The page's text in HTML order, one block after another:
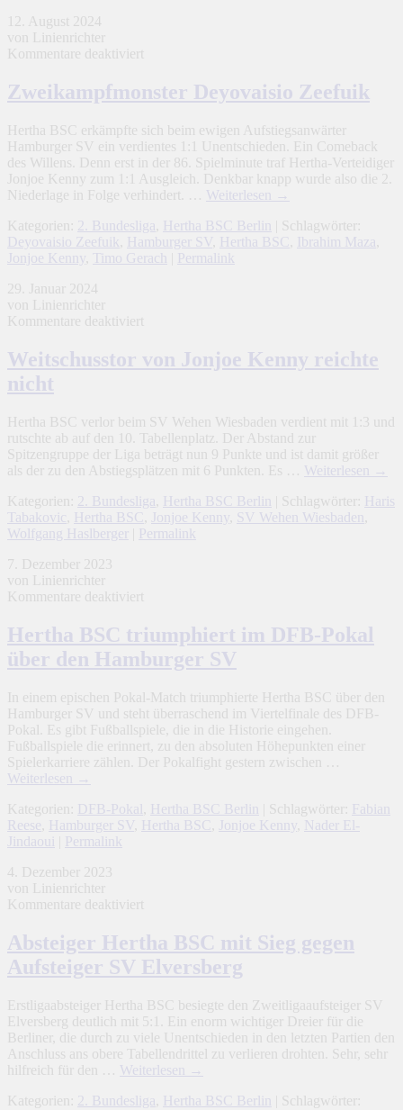
12. August 2024
von Linienrichter
Kommentare deaktiviert
Deyovaisio
Zeefuik
Zweikampfmonster Deyovaisio Zeefuik
Hertha BSC erkämpfte sich beim ewigen Aufstiegsanwärter
Hamburger SV ein verdientes 1:1 Unentschieden. Ein Comeback
des Willens. Denn erst in der 86. Spielminute traf Hertha-Verteidiger
Jonjoe Kenny zum 1:1 Ausgleich. Denkbar knapp wurde also die 2.
Niederlage in Folge verhindert. … Weiterlesen
→
Kategorien:
2. Bundesliga Hertha BSC Berlin
| Schlagwörter:
Deyovaisio Zeefuik
Hamburger SV Hertha BSC Ibrahim Maza
Jonjoe Kenny
Timo Gerach
Permalink
29. Januar 2024
von Linienrichter
Kommentare deaktiviert
Jonjoe
nicht
Weitschusstor von Jonjoe Kenny reichte
nicht
Hertha BSC verlor beim SV Wehen Wiesbaden verdient mit 1:3 und
rutschte ab auf den 10. Tabellenplatz. Der Abstand zur
Spitzengruppe der Liga beträgt nun 9 Punkte und ist damit größer
als der zu den Abstiegsplätzen mit 6 Punkten. Es … Weiterlesen
→
Kategorien:
2. Bundesliga Hertha BSC Berlin | Schlagwörter:
Haris
Tabakovic
Hertha BSC Jonjoe Kenny SV Wehen Wiesbaden
Wolfgang Haslberger
Permalink
7. Dezember 2023
von Linienrichter
Kommentare deaktiviert
BSC
triumphiert
im
Pokal
über
den
Hamburger
SV
Hertha BSC triumphiert im DFB-Pokal
über den Hamburger SV
In einem epischen Pokal-Match triumphierte Hertha BSC über den
Hamburger SV und steht überraschend im Viertelfinale des DFB-
Pokal. Es gibt Fußballspiele, die in die Historie eingehen.
Fußballspiele die erinnert, zu den absoluten Höhepunkten einer
Spielerkarriere zählen. Der Pokalfight gestern zwischen …
Weiterlesen
→
Kategorien:
DFB-Pokal Hertha BSC Berlin | Schlagwörter:
Fabian
Reese
Hamburger SV Hertha BSC Jonjoe Kenny
Nader El-
Jindaoui
Permalink
4. Dezember 2023
von Linienrichter
Kommentare deaktiviert
Hertha
BSC
mit
gegen
Aufsteiger
SV
Elversberg
Absteiger Hertha BSC mit Sieg gegen
Aufsteiger SV Elversberg
Erstligaabsteiger Hertha BSC besiegte den Zweitligaaufsteiger SV
Elversberg deutlich mit 5:1. Ein enorm wichtiger Dreier für die
Berliner, die durch zu viele Unentschieden in den letzten Partien den
Anschluss ans obere Tabellendrittel zu verlieren drohten. Sehr, sehr
hilfreich für den … Weiterlesen
→
Kategorien:
2. Bundesliga Hertha BSC Berlin
| Schlagwörter: